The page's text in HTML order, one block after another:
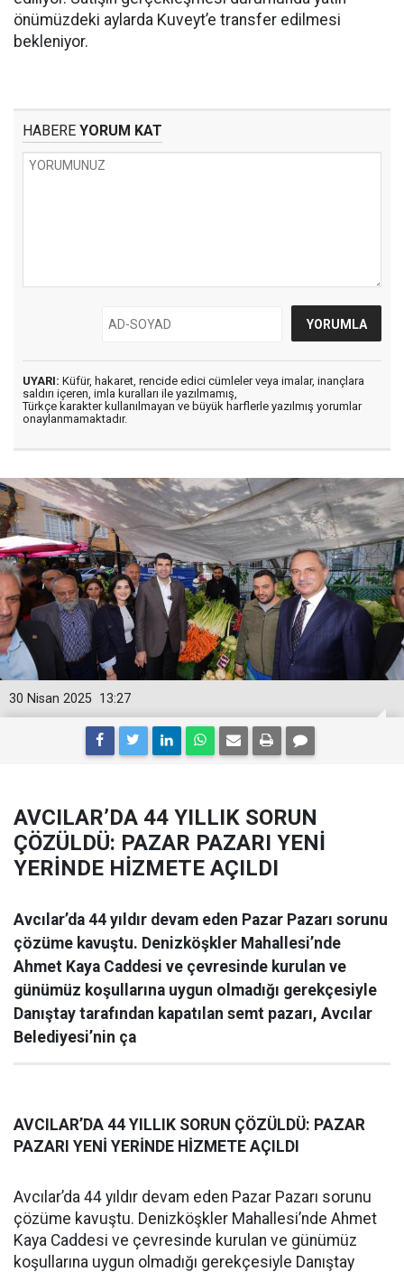
önümüzdeki aylarda Kuveyt’e transfer edilmesi
bekleniyor.
HABERE YORUM KAT
UYARI: Küfür, hakaret, rencide edici cümleler veya imalar, inançlara
saldırı içeren, imla kuralları ile yazılmamış,
Türkçe karakter kullanılmayan ve büyük harflerle yazılmış yorumlar
onaylanmamaktadır.
13:27
30 Nisan 2025
AVCILAR’DA 44 YILLIK SORUN
ÇÖZÜLDÜ: PAZAR PAZARI YENİ
YERİNDE HİZMETE AÇILDI
Avcılar’da 44 yıldır devam eden Pazar Pazarı sorunu
çözüme kavuştu. Denizköşkler Mahallesi’nde
Ahmet Kaya Caddesi ve çevresinde kurulan ve
günümüz koşullarına uygun olmadığı gerekçesiyle
Danıştay tarafından kapatılan semt pazarı, Avcılar
Belediyesi’nin ça
AVCILAR’DA 44 YILLIK SORUN ÇÖZÜLDÜ: PAZAR
PAZARI YENİ YERİNDE HİZMETE AÇILDI
Avcılar’da 44 yıldır devam eden Pazar Pazarı sorunu
çözüme kavuştu. Denizköşkler Mahallesi’nde Ahmet
Kaya Caddesi ve çevresinde kurulan ve günümüz
koşullarına uygun olmadığı gerekçesiyle Danıştay